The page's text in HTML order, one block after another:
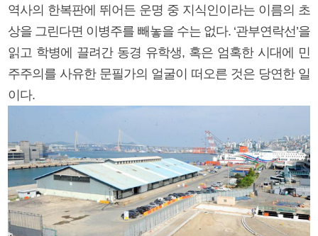
역사의 한복판에 뛰어든 운명 중 지식인이라는 이름의 초
상을 그린다면 이병주를 빼놓을 수는 없다. ‘관부연락선’을
읽고 학병에 끌려간 동경 유학생, 혹은 엄혹한 시대에 민
주주의를 사유한 문필가의 얼굴이 떠오른 것은 당연한 일
이다.